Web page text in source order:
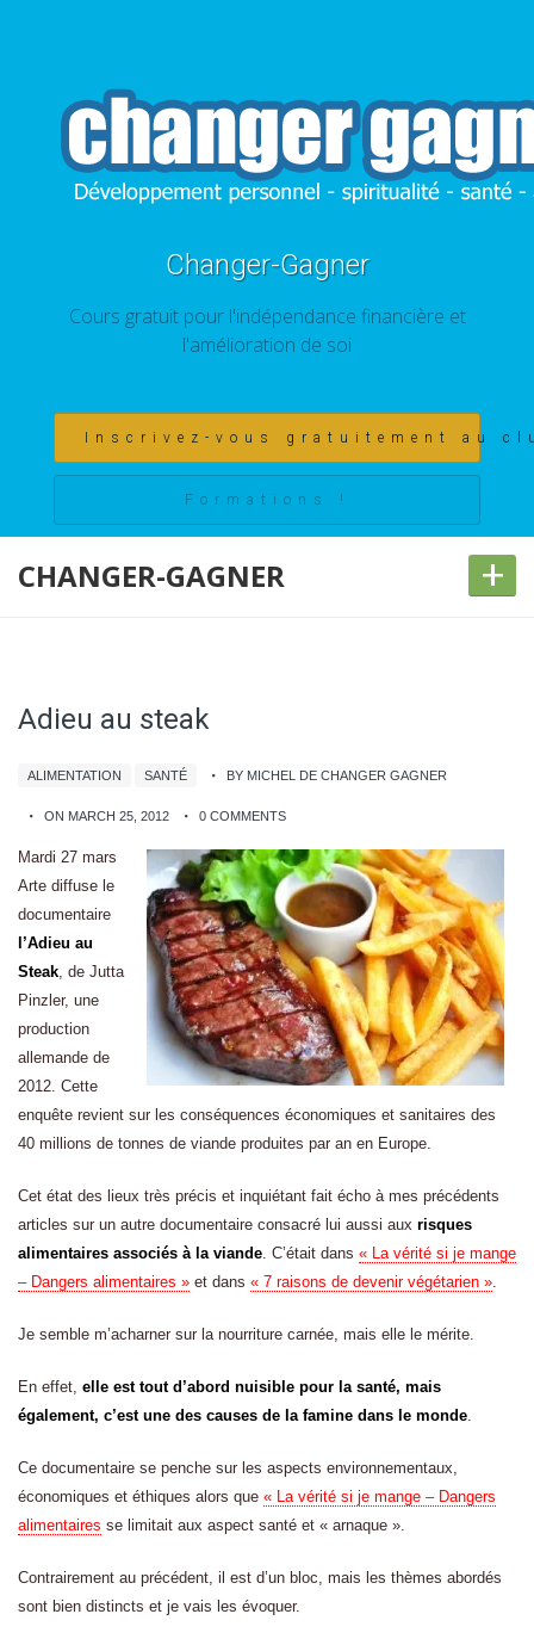
Changer-Gagner
Cours gratuit pour l'indépendance financière et
l'amélioration de soi
Inscrivez-vous gratuitement au
Formations !
CHANGER-GAGNER +
Adieu au steak
ALIMENTATION SANTÉ BY MICHEL DE CHANGER GAGNER
ON MARCH 25, 2012 0 COMMENTS
Mardi 27 mars
Arte diffuse le
documentaire
l’Adieu au
Steak, de Jutta
Pinzler, une
production
allemande de
2012. Cette
enquête revient sur les conséquences économiques et sanitaires des
40 millions de tonnes de viande produites par an en Europe.
Cet état des lieux très précis et inquiétant fait écho à mes précédents
articles sur un autre documentaire consacré lui aussi aux risques
alimentaires associés à la viande. C’était dans « La vérité si je mange
– Dangers alimentaires » et dans « 7 raisons de devenir végétarien ».
Je semble m’acharner sur la nourriture carnée, mais elle le mérite.
En effet, elle est tout d’abord nuisible pour la santé, mais
également, c’est une des causes de la famine dans le monde.
Ce documentaire se penche sur les aspects environnementaux,
économiques et éthiques alors que « La vérité si je mange – Dangers
alimentaires se limitait aux aspect santé et « arnaque ».
Contrairement au précédent, il est d’un bloc, mais les thèmes abordés
sont bien distincts et je vais les évoquer.